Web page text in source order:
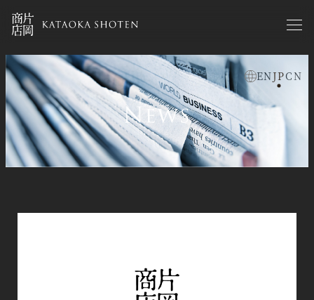
メ
イ
ン
コ
ン
テ
ン
ツ
ENJPCN
お知らせja